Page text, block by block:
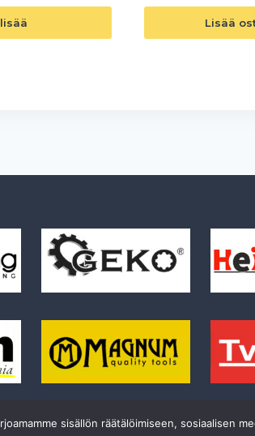
Lisää
sisällön räätälöimiseen, sosiaalisen